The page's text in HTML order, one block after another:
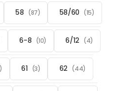
58 (87) 58/60 (15)
6-8 (10) 6/12 (4)
61 (3) 62 (44)